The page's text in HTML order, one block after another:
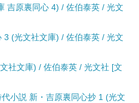
吉原裏同心 4) / 佐伯泰英 / 光文
3 (光文社文庫) / 佐伯泰英 / 光文
社文庫) / 佐伯泰英 / 光文社 [文
小説 新・吉原裏同心抄 1 (光文